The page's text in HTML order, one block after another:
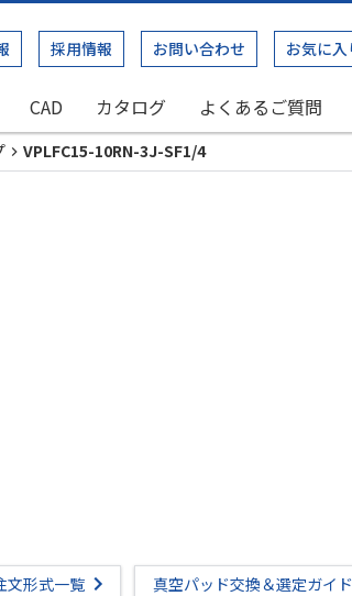
採用情報 お問い合わせ お気に入
CAD カタログ よくあるご質問
VPLFC15-10RN-3J-SF1/4
文形式一覧
真空パッド交換＆選定ガイド